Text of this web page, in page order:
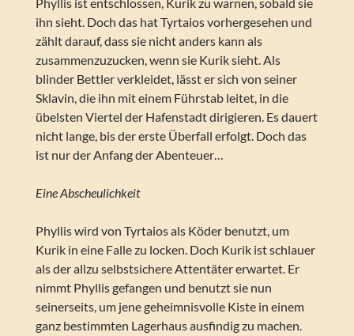
ihn sieht. Doch das hat Tyrtaios vorhergesehen und
zählt darauf, dass sie nicht anders kann als
zusammenzuzucken, wenn sie Kurik sieht. Als
blinder Bettler verkleidet, lässt er sich von seiner
Sklavin, die ihn mit einem Führstab leitet, in die
übelsten Viertel der Hafenstadt dirigieren. Es dauert
nicht lange, bis der erste Überfall erfolgt. Doch das
ist nur der Anfang der Abenteuer…
Eine Abscheulichkeit
Phyllis wird von Tyrtaios als Köder benutzt, um
Kurik in eine Falle zu locken. Doch Kurik ist schlauer
als der allzu selbstsichere Attentäter erwartet. Er
nimmt Phyllis gefangen und benutzt sie nun
seinerseits, um jene geheimnisvolle Kiste in einem
ganz bestimmten Lagerhaus ausfindig zu machen.